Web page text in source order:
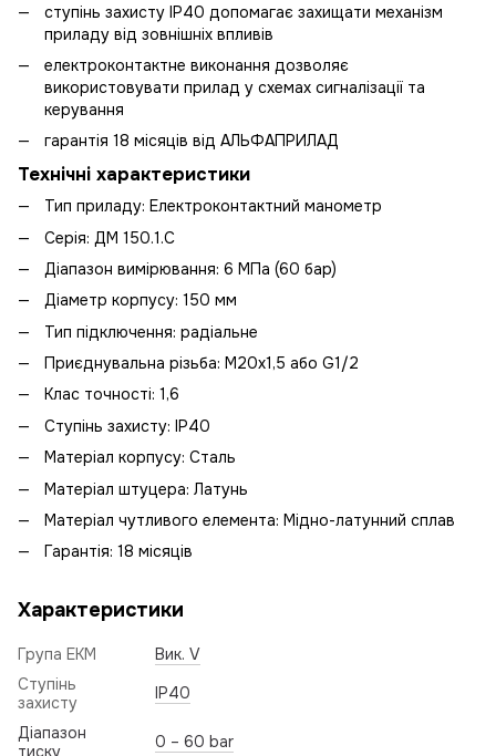
ступінь захисту IP40 допомагає захищати механізм
приладу від зовнішніх впливів
електроконтактне виконання дозволяє
використовувати прилад у схемах сигналізації та
керування
гарантія 18 місяців від АЛЬФАПРИЛАД
Технічні характеристики
Тип приладу: Електроконтактний манометр
Серія: ДМ 150.1.С
Діапазон вимірювання: 6 МПа (60 бар)
Діаметр корпусу: 150 мм
Тип підключення: радіальне
Приєднувальна різьба: М20х1,5 або G1/2
Клас точності: 1,6
Ступінь захисту: IP40
Матеріал корпусу: Сталь
Матеріал штуцера: Латунь
Матеріал чутливого елемента: Мідно-латунний сплав
Гарантія: 18 місяців
Характеристики
Група ЕКМ
Вик. V
Ступінь
захисту
IP40
Діапазон
0 – 60 bar